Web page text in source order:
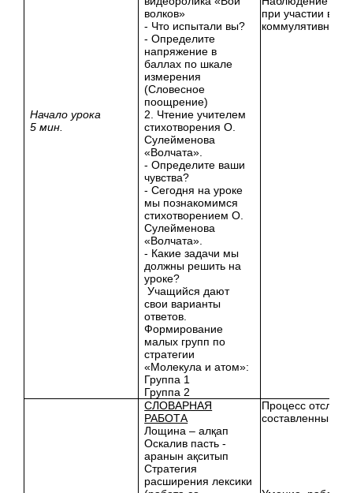
Начало урока
5 мин.
волков»
- Что испытали вы?
- Определите
напряжение в
баллах по шкале
измерения
(Словесное
поощрение)
2. Чтение учителем
стихотворения О.
Сулейменова
«Волчата».
- Определите ваши
чувства?
- Сегодня на уроке
мы познакомимся
стихотворением О.
Сулейменова
«Волчата».
- Какие задачи мы
должны решить на
уроке?
Учащийся дают
свои варианты
ответов.
Формирование
малых групп по
стратегии
«Молекула и атом»:
Группа 1
Группа 2
при участии в
коммулятивной
СЛОВАРНАЯ
РАБОТА
Лощина – алқап
Оскалив пасть -
аранын ақситып
Стратегия
расширения лексики
Процесс
составленным